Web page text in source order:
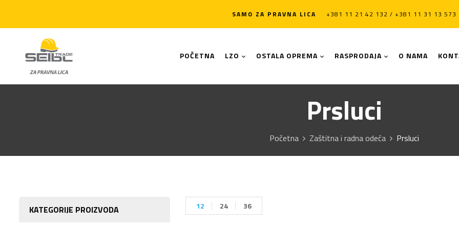
SAMO ZA PRAVNA LICA +381 11 21 42 132 / +381 11 31 13 573
POČETNA LZO OSTALA OPREMA RASPRODAJA O NAMA
Prsluci
Početna Zaštitna i radna odeća Prsluci
KATEGORIJE PROIZVODA 12 24 36